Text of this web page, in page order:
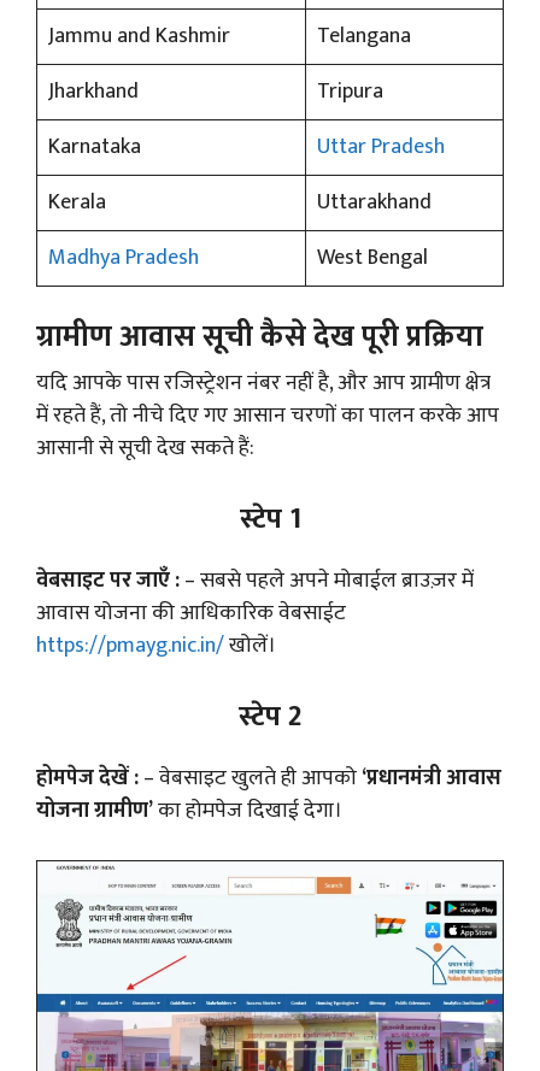
Jammu and Kashmir
Telangana
Jharkhand
Tripura
Karnataka
Uttar Pradesh
Kerala
Uttarakhand
Madhya Pradesh
West Bengal
ग्रामीण आवास सूची कैसे देख पूरी प्रक्रिया
यदि आपके पास रजिस्ट्रेशन नंबर नहीं है, और आप ग्रामीण क्षेत्र
में रहते हैं, तो नीचे दिए गए आसान चरणों का पालन करके आप
आसानी से सूची देख सकते हैं:
स्टेप 1
वेबसाइट पर जाएँ :– सबसे पहले अपने मोबाईल ब्राउज़र में
आवास योजना की आधिकारिक वेबसाईट
https://pmayg.nic.in/खोलें।
स्टेप 2
होमपेज देखें :– वेबसाइट खुलते ही आपको‘प्रधानमंत्री आवास
योजना ग्रामीण’का होमपेज दिखाई देगा।